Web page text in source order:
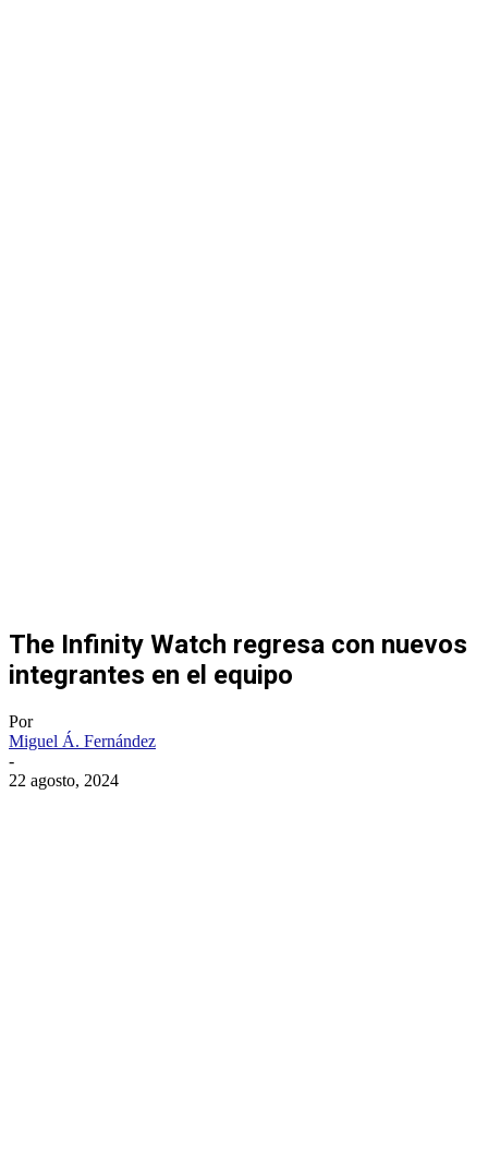
The Infinity Watch regresa con nuevos
integrantes en el equipo
Por
Miguel Á. Fernández
-
22 agosto, 2024